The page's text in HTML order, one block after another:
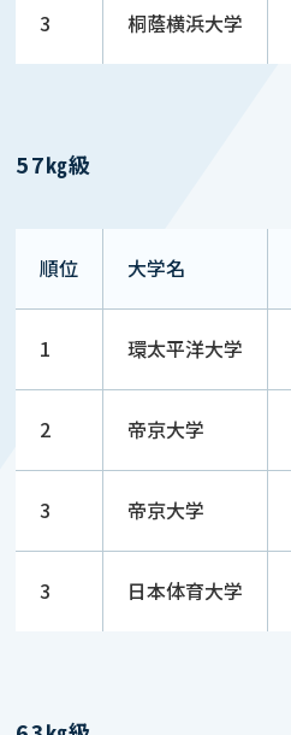
3 桐蔭横浜大学
57㎏級
順位 大学名
1 環太平洋大学
2 帝京大学
3 帝京大学
3 日本体育大学